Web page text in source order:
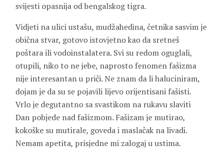
svijesti opasnija od bengalskog tigra.
Vidjeti na ulici ustašu, mudžahedina, četnika sasvim je
obična stvar, gotovo istovjetno kao da sretneš
poštara ili vodoinstalatera. Svi su redom oguglali,
otupili, niko to ne jebe, naprosto fenomen fašizma
nije interesantan u priči. Ne znam da li haluciniram,
dojam je da su se pojavili lijevo orijentisani fašisti.
Vrlo je degutantno sa svastikom na rukavu slaviti
Dan pobjede nad fašizmom. Fašizam je mutirao,
kokoške su mutirale, goveda i maslačak na livadi.
Nemam apetita, prisjedne mi zalogaj u ustima.